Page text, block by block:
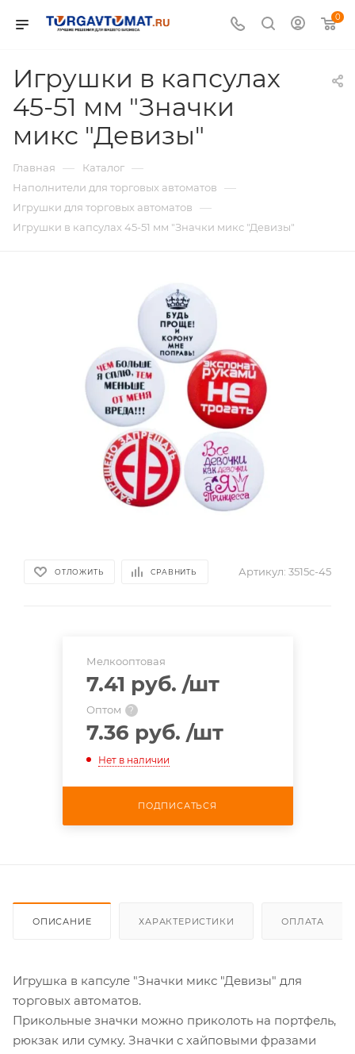
0
Игрушки в капсулах
45-51 мм "Значки
микс "Девизы"
Главная — Каталог —
Наполнители для торговых автоматов —
Игрушки для торговых автоматов —
Игрушки в капсулах 45-51 мм "Значки микс "Девизы"
ОТЛОЖИТЬ СРАВНИТЬ Артикул: 3515c-45
Мелкооптовая
7.41 руб. /шт
Оптом ?
7.36 руб. /шт
Нет в наличии
ПОДПИСАТЬСЯ
ОПИСАНИЕ ХАРАКТЕРИСТИКИ ОПЛАТА
Игрушка в капсуле "Значки микс "Девизы" для
торговых автоматов.
Прикольные значки можно приколоть на портфель,
рюкзак или сумку. Значки с хайповыми фразами